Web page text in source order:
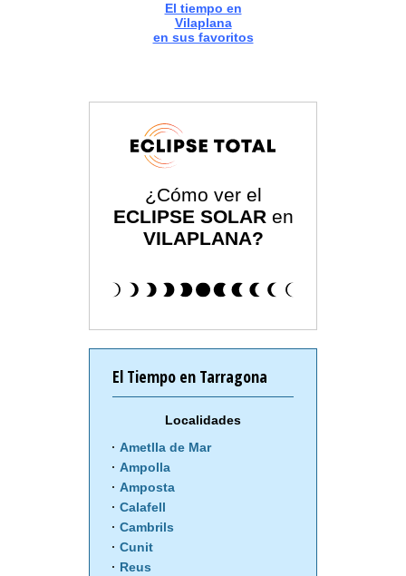
El tiempo en
Vilaplana
en sus favoritos
¿Cómo ver el
ECLIPSE SOLAR en
VILAPLANA?
El Tiempo en Tarragona
Localidades
Ametlla de Mar
Ampolla
Amposta
Calafell
Cambrils
Cunit
Reus